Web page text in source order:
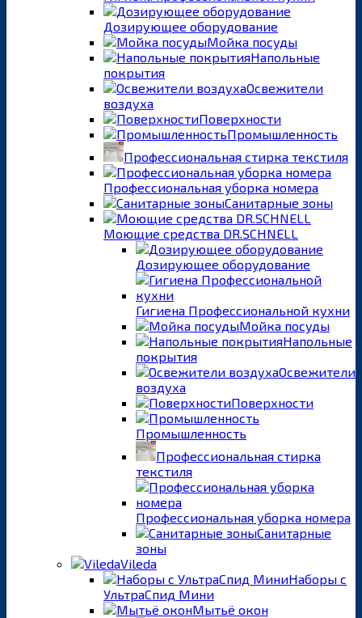
Дозирующее оборудование
Мойка посуды
Напольные
покрытия
Освежители
воздуха
Поверхности
Промышленность
Профессиональная стирка текстиля
Профессиональная уборка номера
Санитарные зоны
Моющие средства DR.SCHNELL
Дозирующее оборудование
Гигиена Профессиональной кухни
Мойка посуды
Напольные
покрытия
Освежители
воздуха
Поверхности
Промышленность
Профессиональная стирка
текстиля
Профессиональная уборка номера
Санитарные
зоны
Vileda
Наборы с
УльтраСпид Мини
Мытьё окон